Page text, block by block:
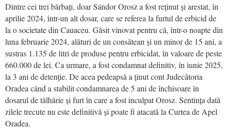
Dintre cei trei bărbați, doar Sándor Orosz a fost reținut și arestat, în
aprilie 2024, într-un alt dosar, care se referea la furtul de erbicid de
la o societate din Cauaceu. Găsit vinovat pentru că, într-o noapte din
luna februarie 2024, alături de un consătean și un minor de 15 ani, a
sustras 1.135 de litri de produse pentru erbicidat, în valoare de peste
660.000 de lei. Ca urmare, a fost condamnat definitiv, în iunie 2025,
la 3 ani de detenție. De acea pedeapsă a ținut cont Judecătoria
Oradea când a stabilit condamnarea de 5 ani de închisoare în
dosarul de tâlhărie și furt în care a fost inculpat Orosz. Sentința dată
zilele trecute nu este definitivă și poate fi atacată la Curtea de Apel
Oradea.